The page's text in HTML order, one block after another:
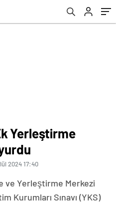
Yerleştirme
2024 17:40
ve Yerleştirme Merkezi
Kurumları Sınavı (YKS)